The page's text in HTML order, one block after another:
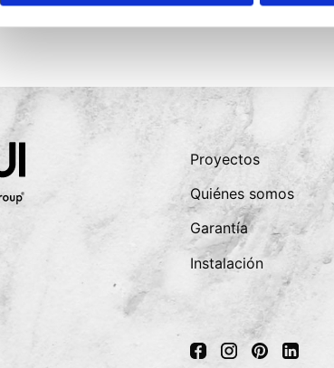
Proyectos
Quiénes somos
Garantía
Instalación